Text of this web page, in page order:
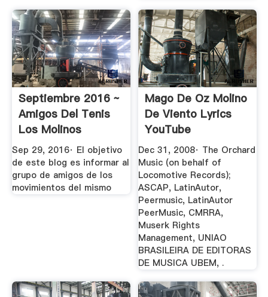
Septiembre 2016 ~
Amigos Del Tenis
Los Molinos
Sep 29, 2016· El objetivo
de este blog es informar al
grupo de amigos de los
movimientos del mismo
Mago De Oz Molino
De Viento Lyrics
YouTube
Dec 31, 2008· The Orchard
Music (on behalf of
Locomotive Records);
ASCAP, LatinAutor,
Peermusic, LatinAutor
PeerMusic, CMRRA,
Muserk Rights
Management, UNIAO
BRASILEIRA DE EDITORAS
DE MUSICA UBEM, .